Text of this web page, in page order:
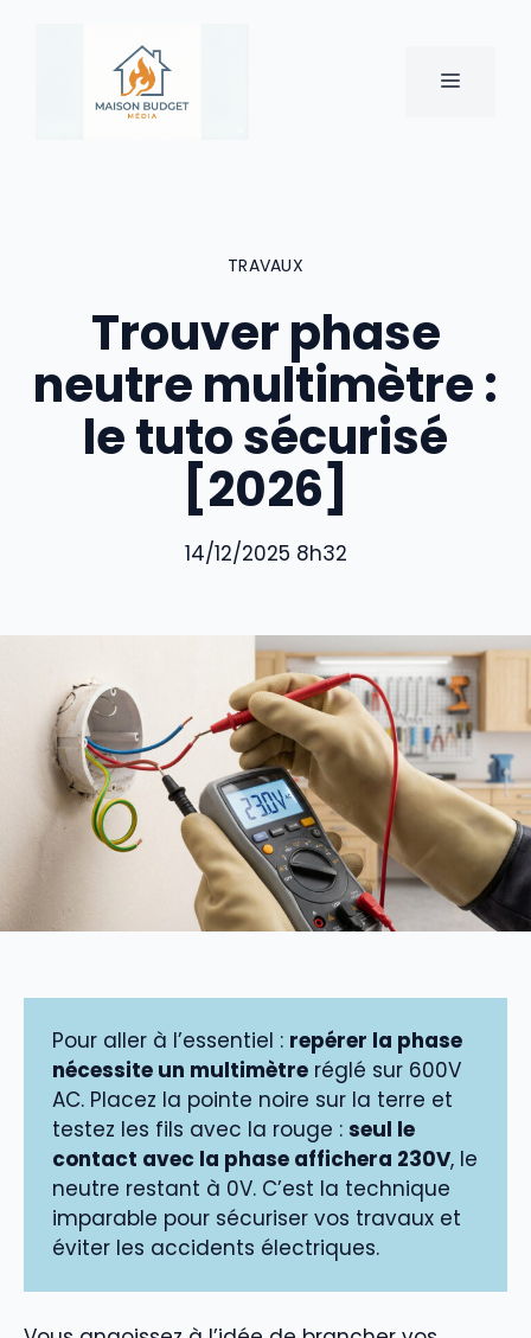
MENU
TRAVAUX
Trouver phase
neutre multimètre :
le tuto sécurisé
[2026]
14/12/2025 8h32
Pour aller à l’essentiel : repérer la phase
nécessite un multimètre réglé sur 600V
AC. Placez la pointe noire sur la terre et
testez les fils avec la rouge : seul le
contact avec la phase affichera 230V, le
neutre restant à 0V. C’est la technique
imparable pour sécuriser vos travaux et
éviter les accidents électriques.